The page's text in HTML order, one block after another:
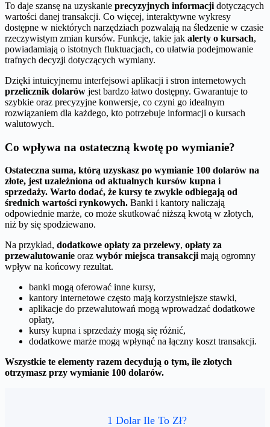
To daje szansę na uzyskanie precyzyjnych informacji dotyczących
wartości danej transakcji. Co więcej, interaktywne wykresy
dostępne w niektórych narzędziach pozwalają na śledzenie w czasie
rzeczywistym zmian kursów. Funkcje, takie jak alerty o kursach,
powiadamiają o istotnych fluktuacjach, co ułatwia podejmowanie
trafnych decyzji dotyczących wymiany.
Dzięki intuicyjnemu interfejsowi aplikacji i stron internetowych
przelicznik dolarów jest bardzo łatwo dostępny. Gwarantuje to
szybkie oraz precyzyjne konwersje, co czyni go idealnym
rozwiązaniem dla każdego, kto potrzebuje informacji o kursach
walutowych.
Co wpływa na ostateczną kwotę po wymianie?
Ostateczna suma, którą uzyskasz po wymianie 100 dolarów na
złote, jest uzależniona od aktualnych kursów kupna i
sprzedaży. Warto dodać, że kursy te zwykle odbiegają od
średnich wartości rynkowych. Banki i kantory naliczają
odpowiednie marże, co może skutkować niższą kwotą w złotych,
niż by się spodziewano.
Na przykład, dodatkowe opłaty za przelewy, opłaty za
przewalutowanie oraz wybór miejsca transakcjimają ogromny
wpływ na końcowy rezultat.
banki mogą oferować inne kursy,
kantory internetowe często mają korzystniejsze stawki,
aplikacje do przewalutowań mogą wprowadzać dodatkowe
opłaty,
kursy kupna i sprzedaży mogą się różnić,
dodatkowe marże mogą wpłynąć na łączny koszt transakcji.
Wszystkie te elementy razem decydują o tym, ile złotych
otrzymasz przy wymianie 100 dolarów.
1 Dolar Ile To Zł?